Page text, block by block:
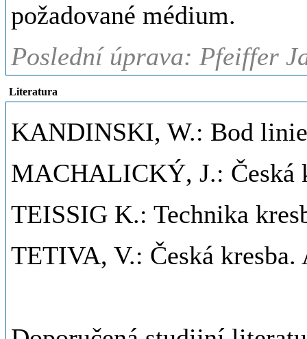
požadované médium.
Poslední úprava: Pfeiffer
Literatura
KANDINSKI, W.: Bod
MACHALICKÝ, J.: Česká
TEISSIG K.: Technika
TETIVA, V.: Česká